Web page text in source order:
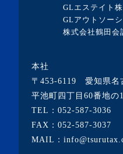
・2023年5月(3記事)
・2023年4月(4記事)
・2023年2月(2記事)
・2023年1月(1記事)
・2022年12月(2記事)
GLエステイト
GLアウトソー
株式会社鶴田会
本社
〒453-6119 愛知県名
平池町四丁目60番地の
TEL： 052-587-3036
FAX：052-587-3037
MAIL：